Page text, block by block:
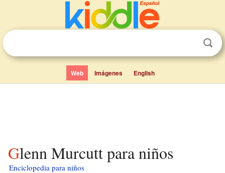
Web Imágenes English
Glenn Murcutt para niños
Enciclopedia para niños